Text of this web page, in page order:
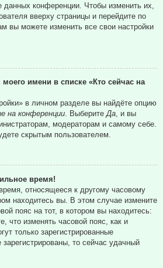
данных конференции. Чтобы изменить их,
вверху страницы и перейдите по
вы можете изменить все свои настройки
имени в списке «Кто сейчас на
в личном разделе вы найдёте опцию
на конференции . Выберите Да , и вы
модераторам и самому себе.
скрытым пользователем.
время!
относящееся к другому часовому
находитесь вы. В этом случае измените
пояс на тот, в котором вы находитесь:
что изменять часовой пояс, как и
только зарегистрированные
то сейчас удачный